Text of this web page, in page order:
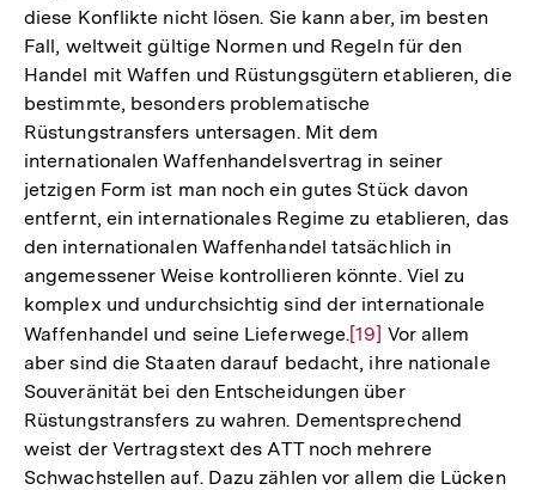
diese Konflikte nicht lösen. Sie kann aber, im besten
Fall, weltweit gültige Normen und Regeln für den
Handel mit Waffen und Rüstungsgütern etablieren, die
bestimmte, besonders problematische
Rüstungstransfers untersagen. Mit dem
internationalen Waffenhandelsvertrag in seiner
jetzigen Form ist man noch ein gutes Stück davon
entfernt, ein internationales Regime zu etablieren, das
den internationalen Waffenhandel tatsächlich in
angemessener Weise kontrollieren könnte. Viel zu
komplex und undurchsichtig sind der internationale
Waffenhandel und seine Lieferwege.Zur
Auflösung
der
Fußnote
[19] Vor allem
aber sind die Staaten darauf bedacht, ihre nationale
Souveränität bei den Entscheidungen über
Rüstungstransfers zu wahren. Dementsprechend
weist der Vertragstext des ATT noch mehrere
Schwachstellen auf. Dazu zählen vor allem die Lücken